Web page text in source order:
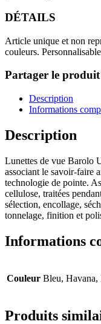
DÉTAILS
Article unique et non
couleurs.
Partager le produit
Description
Informations
Description
Lunettes de vue Barolo
associant le savoir-faire
technologie de pointe.
cellulose, traitées
sélection, encollage,
tonnelage, finition et
Informations
Couleur Bleu,
Produits